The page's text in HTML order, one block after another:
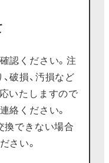
認ください。注
破損、汚損など
いたしますので
絡ください。
換できない場合
さい。